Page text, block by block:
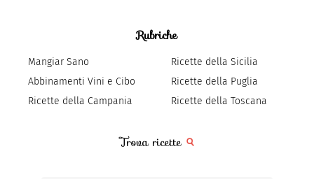
Rubriche
Mangiar Sano
Abbinamenti Vini e Cibo
Ricette della Campania
Ricette della Sicilia
Ricette della Puglia
Ricette della Toscana
Trova ricette